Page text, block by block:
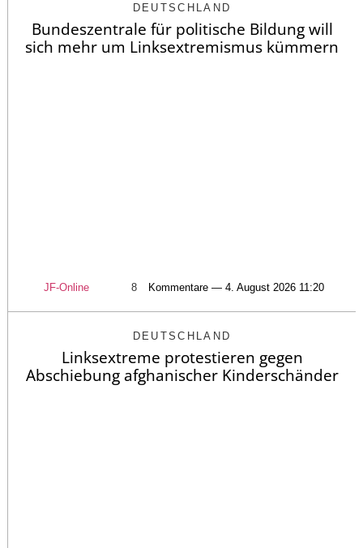
DEUTSCHLAND
Bundeszentrale für politische Bildung will
sich mehr um Linksextremismus kümmern
JF-Online 8 Kommentare — 4. August 2026 11:20
DEUTSCHLAND
Linksextreme protestieren gegen
Abschiebung afghanischer Kinderschänder